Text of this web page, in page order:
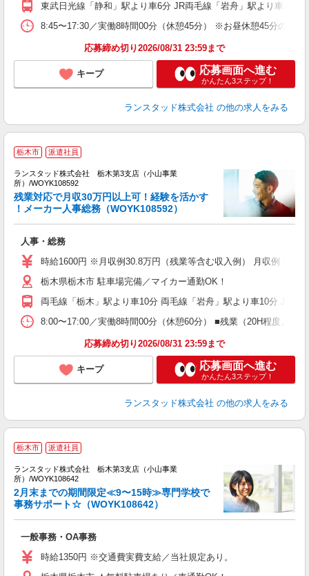
東武日光線「静和」駅より車6分 JR両毛線「岩舟」駅より車10
8:45〜17:30／実働8時間00分（休憩45分） ※お昼休憩45分の他
応募締め切り2026/08/31 23:59まで
キープ 応募画面へ進む
かんたん3ステップ！
ランスタッド株式会社 の他の求人をみる
栃木市 派遣社員
ランスタッド株式会社 栃木第3支店（小山事業
所）/WOYK108592
残業対応で月収30万円以上可！経験を活かす
！メーカー人事総務（WOYK108592）
人事・総務
時給1600円 ※月収例30.8万円（残業等含む収入例） 月収例：
栃木県栃木市 駐車場完備／マイカー通勤OK！
両毛線「栃木」駅より車10分 両毛線「岩舟」駅より車10分 JR宇
8:00〜17:00／実働8時間00分（休憩60分） ■残業（20H程度／
応募締め切り2026/08/31 23:59まで
キープ 応募画面へ進む
かんたん3ステップ！
ランスタッド株式会社 の他の求人をみる
栃木市 派遣社員
ランスタッド株式会社 栃木第3支店（小山事業
所）/WOYK108642
2月末までの期間限定≪9〜15時≫専門学校で
事務サポート☆（WOYK108642）
一般事務・OA事務
時給1350円 ※交通費実費支給／当社規定あり。